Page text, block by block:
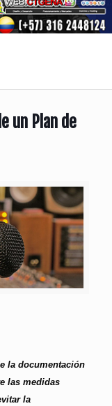
un Plan de
la documentación
las medidas
la